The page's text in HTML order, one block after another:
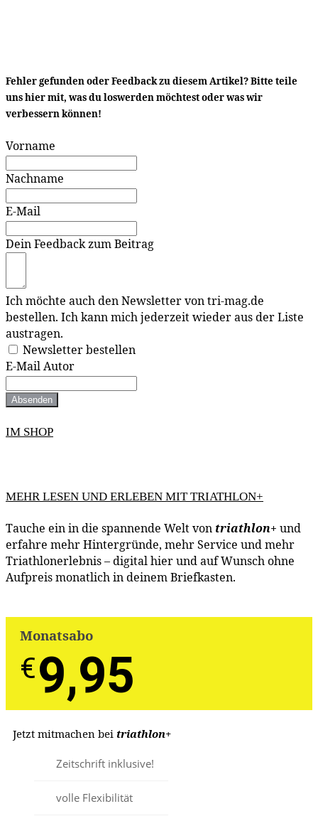
Fehler gefunden oder Feedback zu diesem Artikel? Bitte teile
uns hier mit, was du loswerden möchtest oder was wir
verbessern können!
Vorname
Nachname
E-Mail
Dein Feedback zum Beitrag
Ich möchte auch den Newsletter von tri-mag.de
bestellen. Ich kann mich jederzeit wieder aus der Liste
austragen.
Newsletter bestellen
E-Mail Autor
Absenden
IM SHOP
MEHR LESEN UND ERLEBEN MIT TRIATHLON+
Tauche ein in die spannende Welt von triathlon+ und
erfahre mehr Hintergründe, mehr Service und mehr
Triathlonerlebnis – digital hier und auf Wunsch ohne
Aufpreis monatlich in deinem Briefkasten.
Monatsabo
€9,95
Jetzt mitmachen bei triathlon+
Zeitschrift inklusive!
volle Flexibilität